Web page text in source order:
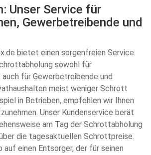
Unser Service für
Gewerbetreibende und
bietet einen sorgenfreien Service
sowohl für
für Gewerbetreibende und
meist weniger Schrott
in Betrieben, empfehlen wir Ihnen
Unser Kundenservice berät
am Tag der Schrottabholung
die tagesaktuellen Schrottpreise.
auf einen Entsorger, der für seinen